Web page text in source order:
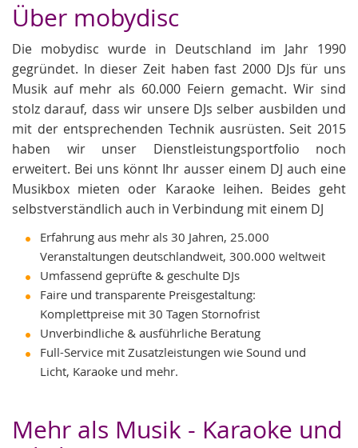
Über mobydisc
Die mobydisc wurde in Deutschland im Jahr 1990
gegründet. In dieser Zeit haben fast 2000 DJs für uns
Musik auf mehr als 60.000 Feiern gemacht. Wir sind
stolz darauf, dass wir unsere DJs selber ausbilden und
mit der entsprechenden Technik ausrüsten. Seit 2015
haben wir unser Dienstleistungsportfolio noch
erweitert. Bei uns könnt Ihr ausser einem DJ auch eine
Musikbox mieten oder Karaoke leihen. Beides geht
selbstverständlich auch in Verbindung mit einem DJ
Erfahrung aus mehr als 30 Jahren, 25.000
Veranstaltungen deutschlandweit, 300.000 weltweit
Umfassend geprüfte & geschulte DJs
Faire und transparente Preisgestaltung:
Komplettpreise mit 30 Tagen Stornofrist
Unverbindliche & ausführliche Beratung
Full-Service mit Zusatzleistungen wie Sound und
Licht, Karaoke und mehr.
Mehr als Musik - Karaoke und